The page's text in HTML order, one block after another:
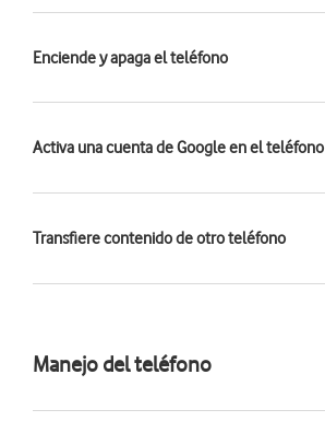
Enciende y apaga el teléfono
Activa una cuenta de Google en el teléfono
Transfiere contenido de otro teléfono
Manejo del teléfono